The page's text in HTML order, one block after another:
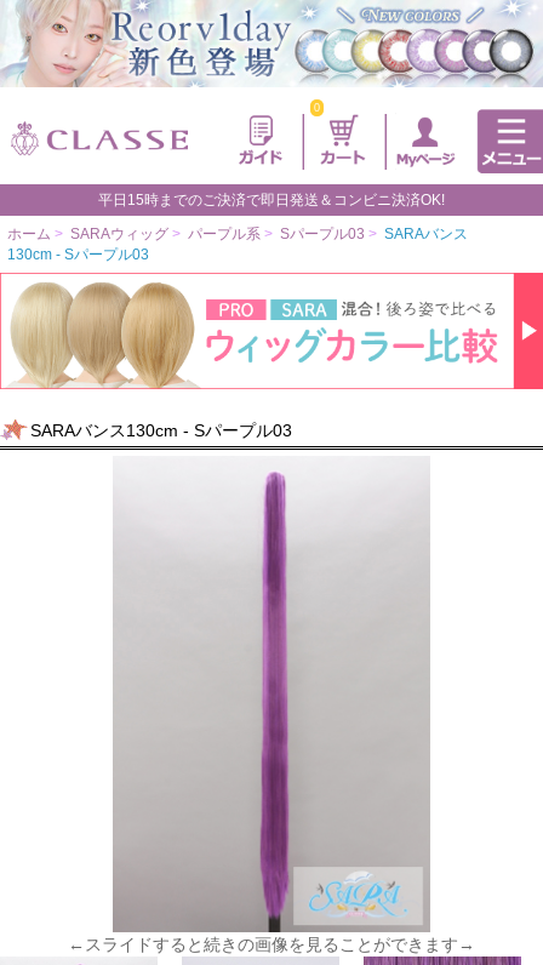
0
平日15時までのご決済で即日発送＆コンビニ決済OK!
ホーム > SARAウィッグ > パープル系 > Sパープル03 > SARAバンス
130cm - Sパープル03
SARAバンス130cm - Sパープル03
←スライドすると続きの画像を見ることができます→